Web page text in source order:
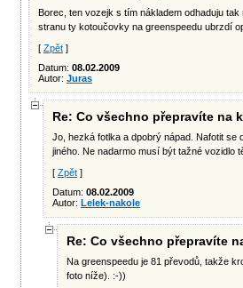
Borec, ten vozejk s tím nákladem odhaduju
stranu ty kotoučovky na greenspeedu ubrzdí
[ Zpět ]
Datum: 08.02.2009
Autor: Juras
Re: Co všechno přepravíte na
Jo, hezká fotlka a dpobrý nápad. Nafotit se
jiného. Ne nadarmo musí být tažné
[ Zpět ]
Datum: 08.02.2009
Autor: Lelek-nakole
Re: Co všechno přepravíte
Na greenspeedu je 81 převodů, takže
foto níže). :-))